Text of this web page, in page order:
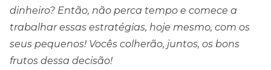
dinheiro? Então, não perca tempo e comece a
trabalhar essas estratégias, hoje mesmo, com os
seus pequenos! Vocês colherão, juntos, os bons
frutos dessa decisão!